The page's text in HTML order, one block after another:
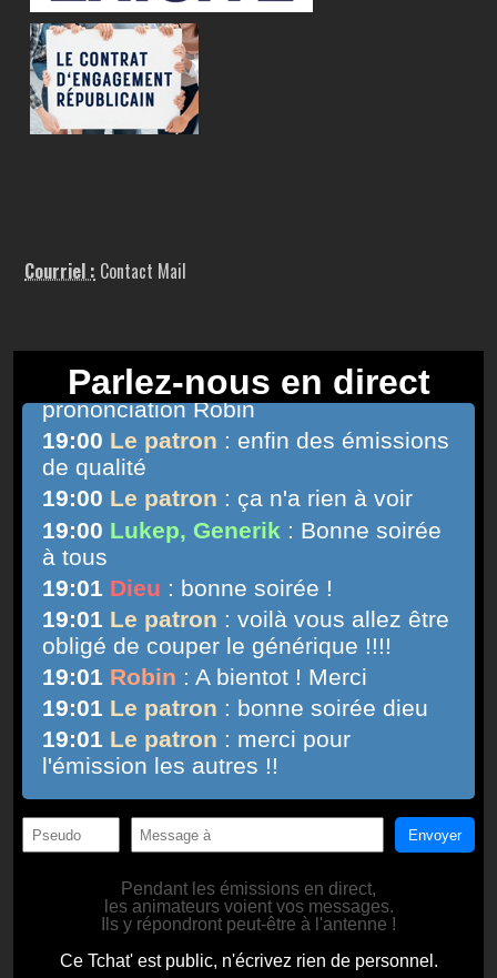
Courriel : Contact Mail